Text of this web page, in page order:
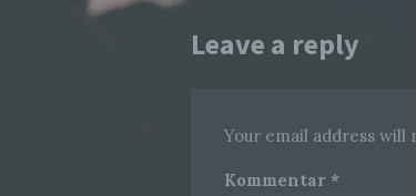
Leave a reply
Your email address will
Kommentar *